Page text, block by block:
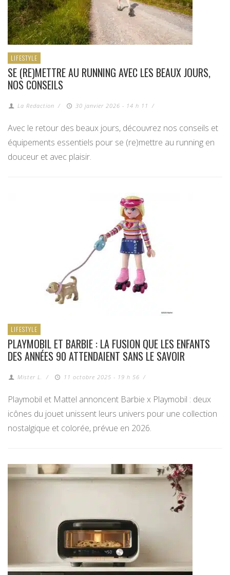
LIFESTYLE
SE (RE)METTRE AU RUNNING AVEC LES BEAUX JOURS,
NOS CONSEILS
La Redaction / 30 janvier 2026 - 14 h 11 /
Avec le retour des beaux jours, découvrez nos conseils et
équipements essentiels pour se (re)mettre au running en
douceur et avec plaisir.
LIFESTYLE
PLAYMOBIL ET BARBIE : LA FUSION QUE LES ENFANTS
DES ANNÉES 90 ATTENDAIENT SANS LE SAVOIR
Mister L. / 11 octobre 2025 - 19 h 56 /
Playmobil et Mattel annoncent Barbie x Playmobil : deux
icônes du jouet unissent leurs univers pour une collection
nostalgique et colorée, prévue en 2026.